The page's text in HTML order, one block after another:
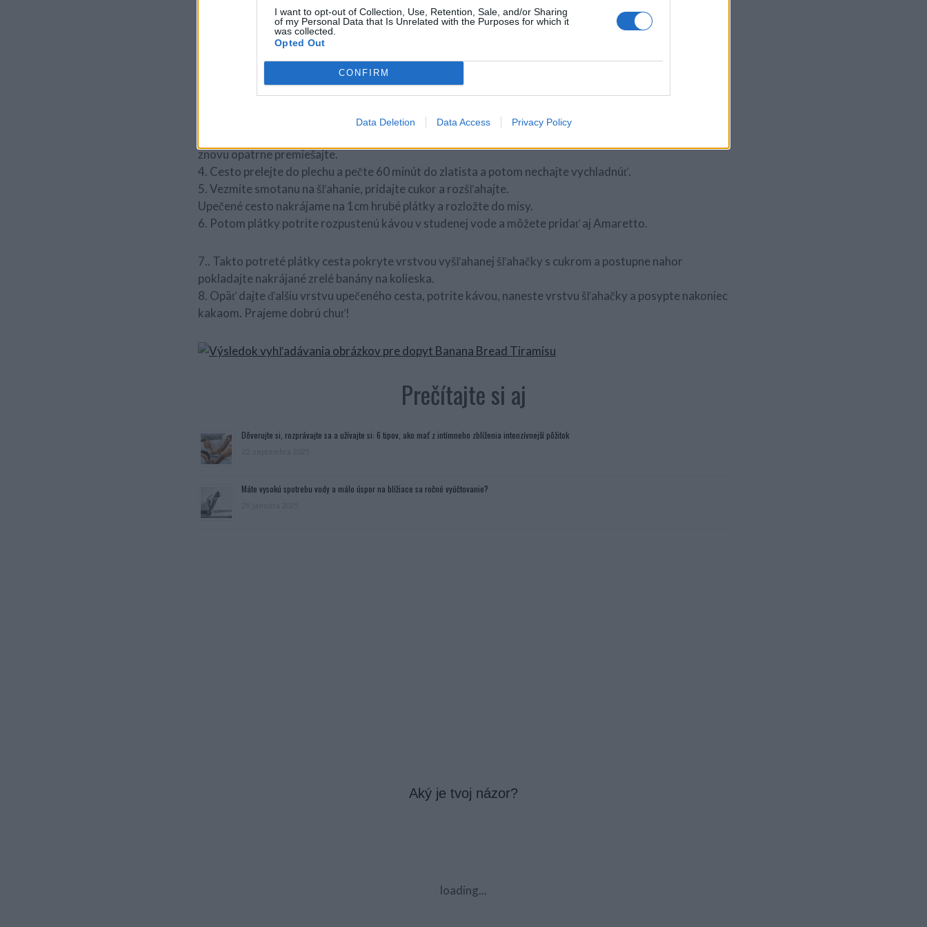
I want to opt-out of Collection, Use, Retention, Sale, and/or Sharing
of my Personal Data that Is Unrelated with the Purposes for which it
was collected.
Opted Out
CONFIRM
Data Deletion Data Access Privacy Policy
1. Nechajte si predhriať rúru na 180 ° C. Roztlačte 4 zrelé banány.
2. Mixujte maslo, cukor, vajcia, roztlačené banány a vanilkový extrakt, kým nevznikne zmes.
znovu opatrne premiešajte.
4. Cesto prelejte do plechu a pečte 60 minút do zlatista a potom nechajte vychladnúť.
5. Vezmite smotanu na šľahanie, pridajte cukor a rozšľahajte.
Upečené cesto nakrájame na 1cm hrubé plátky a rozložte do misy.
6. Potom plátky potrite rozpustenú kávou v studenej vode a môžete pridať aj Amaretto.
7.. Takto potreté plátky cesta pokryte vrstvou vyšľahanej šľahačky s cukrom a postupne nahor
pokladajte nakrájané zrelé banány na kolieska.
8. Opäť dajte ďalšiu vrstvu upečeného cesta, potrite kávou, naneste vrstvu šľahačky a posypte nakoniec
kakaom. Prajeme dobrú chuť!
Prečítajte si aj
Dôverujte si, rozprávajte sa a užívajte si: 6 tipov, ako mať z intímneho zblíženia intenzívnejší pôžitok
Máte vysokú spotrebu vody a málo úspor na blížiace sa ročné vyúčtovanie?
Aký je tvoj názor?
loading...